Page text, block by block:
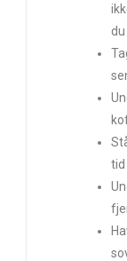
tid